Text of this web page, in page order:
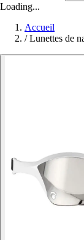
Loading...
Accueil
/ Lunettes de